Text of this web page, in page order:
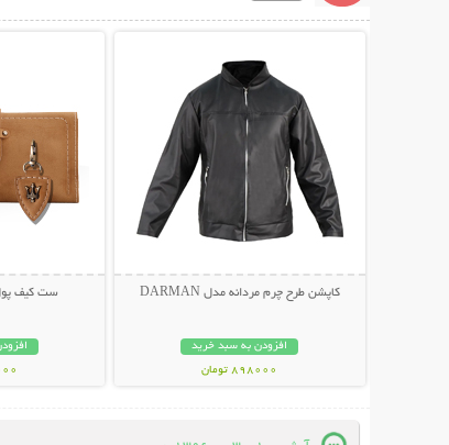
کاپشن طرح چرم مردانه مدل DARMAN
افزودن به سبد خرید
898000 تومان
ست کیف